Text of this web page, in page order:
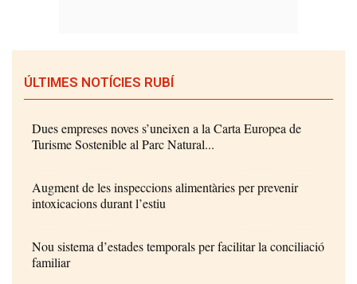
ÚLTIMES NOTÍCIES RUBÍ
Dues empreses noves s’uneixen a la Carta Europea de
Turisme Sostenible al Parc Natural...
Augment de les inspeccions alimentàries per prevenir
intoxicacions durant l’estiu
Nou sistema d’estades temporals per facilitar la conciliació
familiar